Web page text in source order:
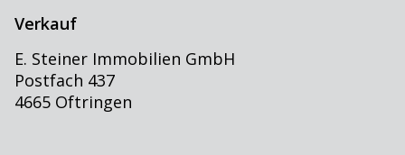
Verkauf
E. Steiner Immobilien GmbH
Postfach 437
4665 Oftringen